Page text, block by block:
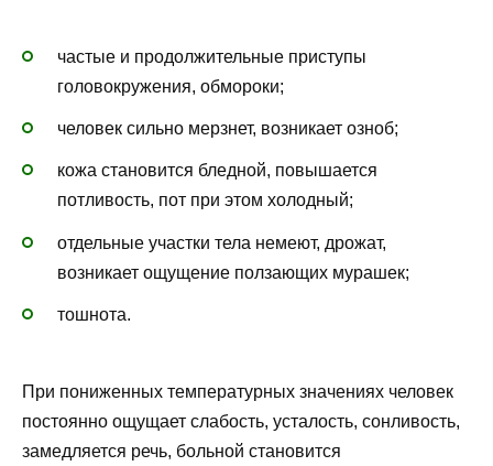
частые и продолжительные приступы
головокружения, обмороки;
человек сильно мерзнет, возникает озноб;
кожа становится бледной, повышается
потливость, пот при этом холодный;
отдельные участки тела немеют, дрожат,
возникает ощущение ползающих мурашек;
тошнота.
При пониженных температурных значениях человек
постоянно ощущает слабость, усталость, сонливость,
замедляется речь, больной становится